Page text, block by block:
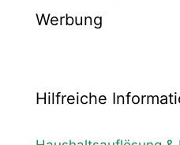
Werbung
Hilfreiche